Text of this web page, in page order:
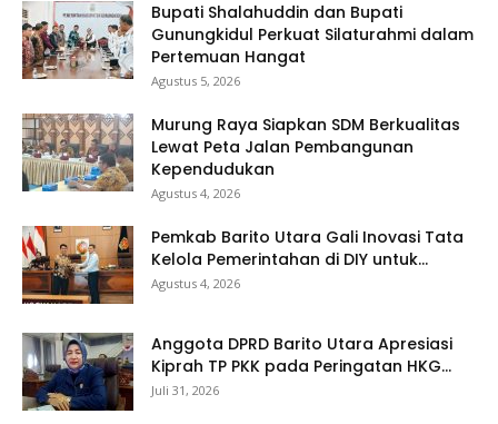
Bupati Shalahuddin dan Bupati
Gunungkidul Perkuat Silaturahmi dalam
Pertemuan Hangat
Agustus 5, 2026
Murung Raya Siapkan SDM Berkualitas
Lewat Peta Jalan Pembangunan
Kependudukan
Agustus 4, 2026
Pemkab Barito Utara Gali Inovasi Tata
Kelola Pemerintahan di DIY untuk...
Agustus 4, 2026
Anggota DPRD Barito Utara Apresiasi
Kiprah TP PKK pada Peringatan HKG...
Juli 31, 2026